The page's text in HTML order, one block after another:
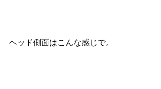
ヘッド側面はこんな感じで。